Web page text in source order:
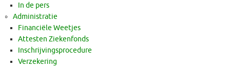
In de pers
Administratie
Financiële Weetjes
Attesten Ziekenfonds
Inschrijvingsprocedure
Verzekering